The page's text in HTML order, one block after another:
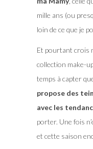
mille ans (ou
loin de ce que je
Et pourtant crois
collection make-
temps à capter
propose des
avec les
porter. Une fois
et cette saison